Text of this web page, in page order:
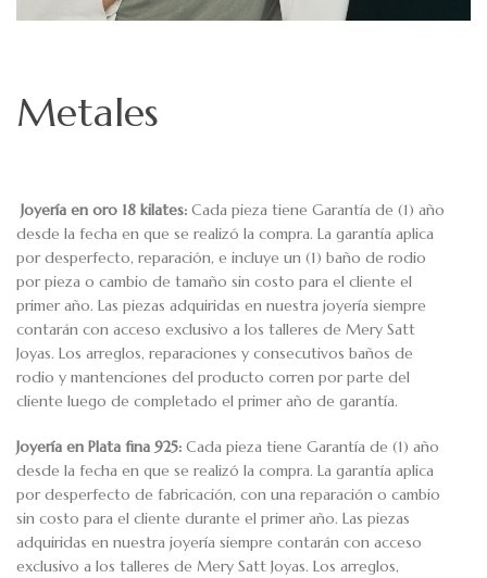
Metales
Joyería en oro 18 kilates: Cada pieza tiene Garantía de (1) año
desde la fecha en que se realizó la compra. La garantía aplica
por desperfecto, reparación, e incluye un (1) baño de rodio
por pieza o cambio de tamaño sin costo para el cliente el
primer año. Las piezas adquiridas en nuestra joyería siempre
contarán con acceso exclusivo a los talleres de Mery Satt
Joyas. Los arreglos, reparaciones y consecutivos baños de
rodio y mantenciones del producto corren por parte del
cliente luego de completado el primer año de garantía.
Joyería en Plata fina 925: Cada pieza tiene Garantía de (1) año
desde la fecha en que se realizó la compra. La garantía aplica
por desperfecto de fabricación, con una reparación o cambio
sin costo para el cliente durante el primer año. Las piezas
adquiridas en nuestra joyería siempre contarán con acceso
exclusivo a los talleres de Mery Satt Joyas. Los arreglos,